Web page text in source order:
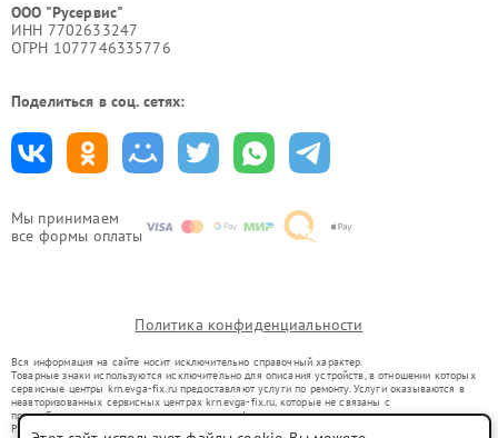
Мы принимаем
все формы оплаты
ООО "Русервис"
ИНН 7702633247
ОГРН 1077746335776
Поделиться в соц. сетях:
Политика конфиденциальности
Вся информация на сайте носит исключительно справочный характер.
Товарные знаки используются исключительно для описания устройств, в отношении которых
сервисные центры krn.evga-fix.ru предоставляют услуги по ремонту. Услуги оказываются в
неавторизованных сервисных центрах krn.evga-fix.ru, которые не связаны с
правообладателями товарных знаков или их официальными представителями.
Ремонт осуществляется для устройств, уже введенных в гражданский оборот в соответствии